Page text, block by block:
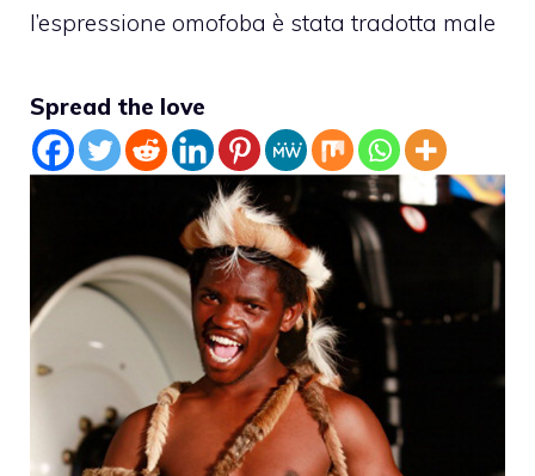
l’espressione omofoba è stata tradotta male
Spread the love